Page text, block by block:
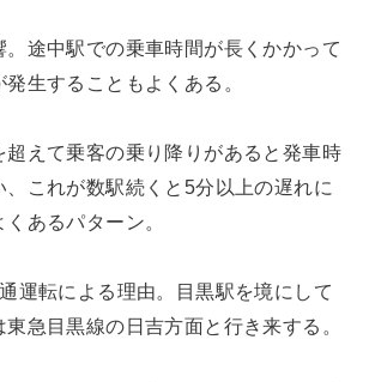
。途中駅での乗車時間が長くかかって
生することもよくある。
超えて乗客の乗り降りがあると発車時
これが数駅続くと5分以上の遅れに
あるパターン。
運転による理由。目黒駅を境にして
急目黒線の日吉方面と行き来する。